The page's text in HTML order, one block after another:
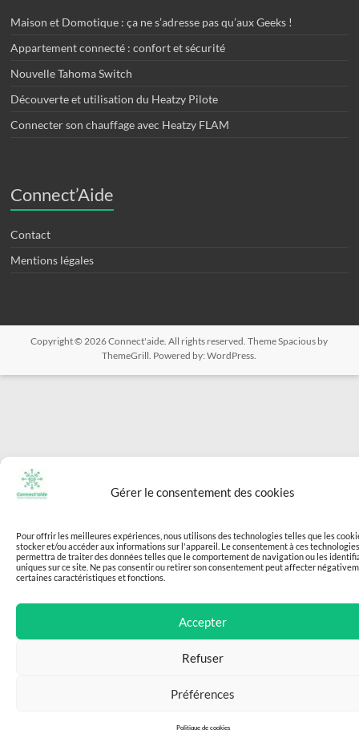
Gérer le consentement des cookies
Pour offrir les meilleures expériences, nous utilisons des technologies telles que les
stocker et/ou accéder aux informations sur l'appareil. Le consentement à ces
permettra de traiter des données telles que le comportement de navigation ou les
uniques sur ce site. Ne pas consentir ou retirer son consentement peut affecter
certaines caractéristiques et fonctions.
Accepter
Refuser
Préférences
Politique de cookies
Maison et Domotique : ça ne s’adresse pas qu’aux Geeks !
Appartement connecté : confort et sécurité
Nouvelle Tahoma Switch
Découverte et utilisation du Heatzy Pilote
Connecter son chauffage avec Heatzy FLAM
Connect’Aide
Contact
Mentions légales
Copyright © 2026Connect'aide . All rights reserved. ThemeSpacious by
ThemeGrill. Powered by:WordPress